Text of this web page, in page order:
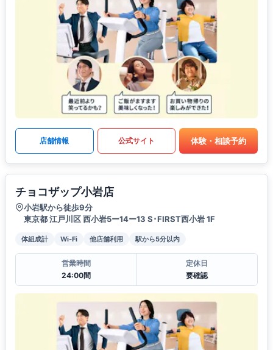
店舗情報 公式サイト 体験・相談予約
チョコザップ小岩店
小岩駅から徒歩9分
東京都 江戸川区 西小岩5ー14ー13 S･FIRST西小岩 1F
体組成計 Wi-Fi 他店舗利用 駅から5分以内
営業時間
24:00間
定休日
要確認